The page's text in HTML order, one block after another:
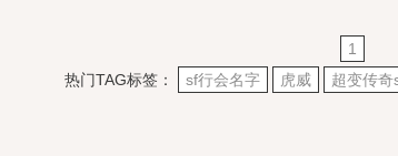
1
热门TAG标签：
sf行会名字 虎威 超变传奇